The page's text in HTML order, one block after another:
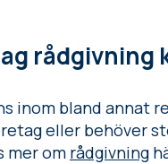
rådgivning
inom bland annat
eller behöver
mer om rådgivning